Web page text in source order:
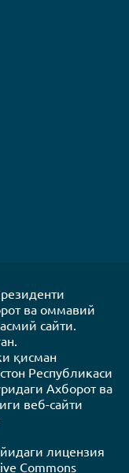
ва оммавий
сайти.
қисман
Республикаси
Ахборот ва
веб-сайти
лицензия
Commons